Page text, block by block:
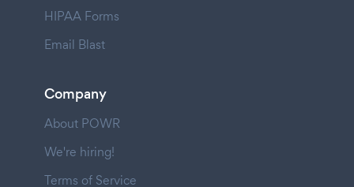
HIPAA Forms
Email Blast
Company
About POWR
We're hiring!
Terms of Service